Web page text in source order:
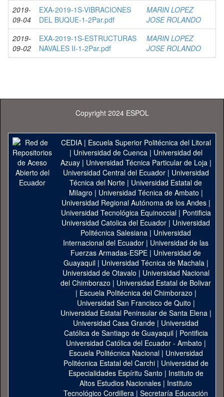
2019-
09-04
EXA-2019-1S-VIBRACIONES
DEL BUQUE-1-2Par.pdf
MARIN LOPEZ
JOSE ROLANDO
2019-
09-02
EXA-2019-1S-ESTRUCTURAS
NAVALES II-1-2Par.pdf
MARIN LOPEZ
JOSE ROLANDO
Copyright 2024 ESPOL
CEDIA| Escuela Superior Politécnica del Litoral
| Universidad de Cuenca| Universidad del
Azuay| Universidad Técnica Particular de Loja|
Universidad Central del Ecuador| Universidad
Técnica del Norte | Universidad Estatal de
Milagro | Universidad Técnica de Ambato |
Universidad Regional Autónoma de los Andes|
Universidad Tecnológica Equinoccial| Pontificia
Universidad Catolica del Ecuador | Universidad
Politécnica Salesiana | Universidad
Internacional del Ecuador | Universidad de las
Fuerzas Armadas-ESPE | Universidad de
Guayaquil| Universidad Técnica de Machala|
Universidad de Otavalo | Universidad Nacional
del Chimborazo | Universidad Estatal de Bolivar
| Escuela Politécnica del Chimborazo |
Universidad San Francisco de Quito |
Universidad Estatal Peninsular de Santa Elena|
Universidad Casa Grande | Universidad
Católica de Santiago de Guayaquil| Pontificia
Universidad Católica del Ecuador - Ambato |
Escuela Politécnica Nacional| Universidad
Politécnica Estatal del Carchi| Universidad de
Especialidades Espíritu Santo | Instituto de
Altos Estudios Nacionales | Instituto
Tecnológico Cordillera | Secretaría Educación